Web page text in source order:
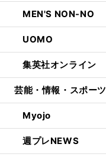
MEN'S NON-NO
UOMO
集英社オンライン
芸能・情報・スポーツ
Myojo
週プレNEWS